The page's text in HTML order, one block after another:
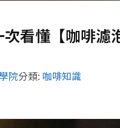
看懂【咖啡濾
院分類: 咖啡知識